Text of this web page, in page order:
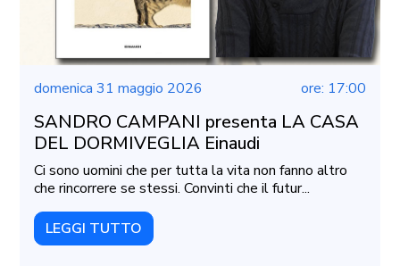
domenica 31 maggio 2026 ore: 17:00
SANDRO CAMPANI presenta LA CASA
DEL DORMIVEGLIA Einaudi
Ci sono uomini che per tutta la vita non fanno altro
che rincorrere se stessi. Convinti che il futur...
LEGGI TUTTO